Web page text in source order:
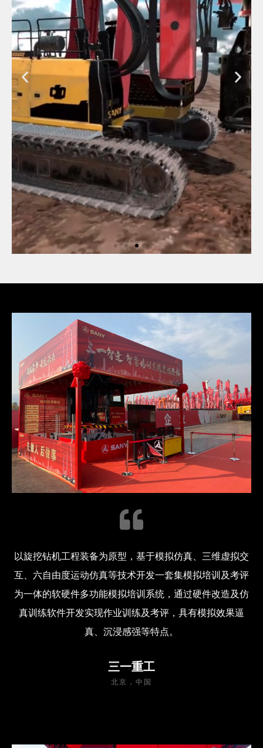
视镜、反光镜、多角度视图等）。
以旋挖钻机工程装备为原型，基于模拟仿真、三维虚拟交
互、六自由度运动仿真等技术开发一套集模拟培训及考评
为一体的软硬件多功能模拟培训系统，通过硬件改造及仿
真训练软件开发实现作业训练及考评，具有模拟效果逼
真、沉浸感强等特点。
三一重工
北京，中国